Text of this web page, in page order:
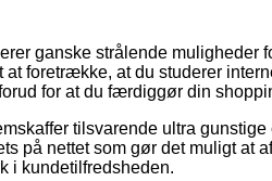
ganske strålende muligheder
at foretrække, at du studerer
for at du færdiggør din
tilsvarende ultra
på nettet som gør det muligt at
i kundetilfredsheden.